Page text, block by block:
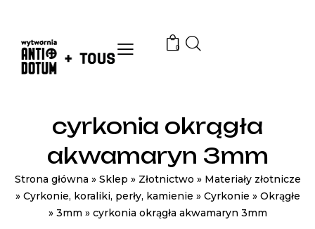
0
cyrkonia okrągła
akwamaryn 3mm
Strona główna » Sklep » Złotnictwo » Materiały złotnicze
» Cyrkonie, koraliki, perły, kamienie » Cyrkonie » Okrągłe
» 3mm » cyrkonia okrągła akwamaryn 3mm